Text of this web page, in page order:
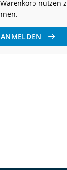
nutzen
ANMELDEN